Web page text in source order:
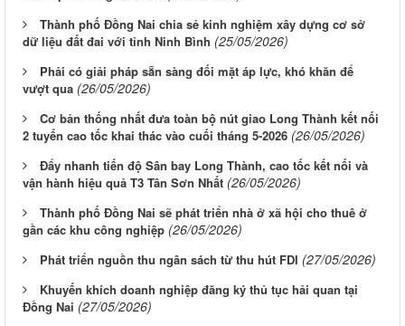
Thành phố Đồng Nai chia sẻ kinh nghiệm xây dựng cơ sở
dữ liệu đất đai với tỉnh Ninh Bình (25/05/2026)
Phải có giải pháp sẵn sàng đối mặt áp lực, khó khăn để
vượt qua (26/05/2026)
Cơ bản thống nhất đưa toàn bộ nút giao Long Thành kết nối
2 tuyến cao tốc khai thác vào cuối tháng 5-2026 (26/05/2026)
Đẩy nhanh tiến độ Sân bay Long Thành, cao tốc kết nối và
vận hành hiệu quả T3 Tân Sơn Nhất (26/05/2026)
Thành phố Đồng Nai sẽ phát triển nhà ở xã hội cho thuê ở
gần các khu công nghiệp (26/05/2026)
Phát triển nguồn thu ngân sách từ thu hút FDI (27/05/2026)
Khuyến khích doanh nghiệp đăng ký thủ tục hải quan tại
Đồng Nai (27/05/2026)